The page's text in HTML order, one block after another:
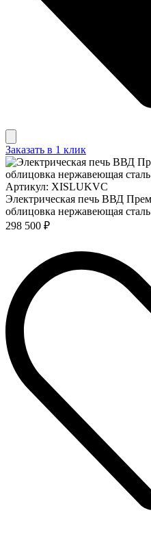
Заказать в 1 клик
Артикул: XISLUKVC
Электрическая печь ВВД
облицовка нержавеющая сталь
298 500 ₽